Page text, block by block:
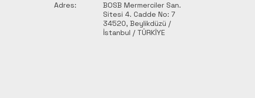
BOSB Mermerciler San.
Sitesi 4. Cadde No: 7
34520, Beylikdüzü /
İstanbul / TÜRKİYE
Adres: